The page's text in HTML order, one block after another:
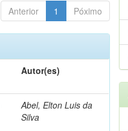
Anterior 1 Póximo
Autor(es)
Abel, Elton Luis da
Silva